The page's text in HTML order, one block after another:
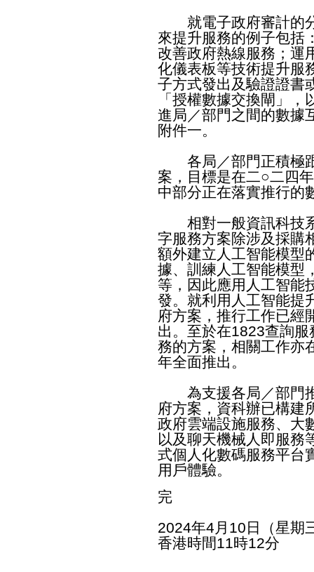
就電子政府審計的分
來提升服務的例子包括
改善政府熱線服務；運
化儀表板等技術提升服
子方式發出及驗證證書
「授權數據交換閘」
進局／部門之間的數據
附件一。
各局／部門正積極跟
案，目標是在二○二四
中部分正在落實推行的
相對一般資訊科技系
字服務方案除涉及採購
額外建立人工智能模型
據、訓練人工智能模型
等，因此應用人工智能
發。就利用人工智能提
府方案，推行工作已經
出。至於在1823查詢
務的方案，相關工作亦
年全面推出。
為支援各局／部門推
府方案，資科辦已構建
政府雲端設施服務、大
以及聊天機械人即服務
式個人化數碼服務平台
用戶體驗。
完
2024年4月10日（星期
香港時間11時12分